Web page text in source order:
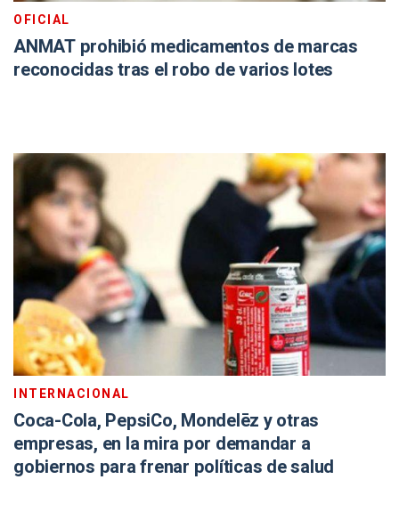
OFICIAL
ANMAT prohibió medicamentos de marcas
reconocidas tras el robo de varios lotes
INTERNACIONAL
Coca-Cola, PepsiCo, Mondelēz y otras
empresas, en la mira por demandar a
gobiernos para frenar políticas de salud